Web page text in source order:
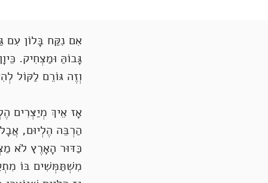
אִם נִקַּח בָּלוֹן עִם
גָּבוֹהַּ וּמַצְחִיק.
וְזֶה גּוֹרֵם לַקּוֹל
אָז אֵיךְ מְיַצְּרִים
הַרְבֵּה הֶלְיוּם,
כַּדּוּר הָאָרֶץ לֹא
מִשְׁתַּמְּשִׁים בּוֹ